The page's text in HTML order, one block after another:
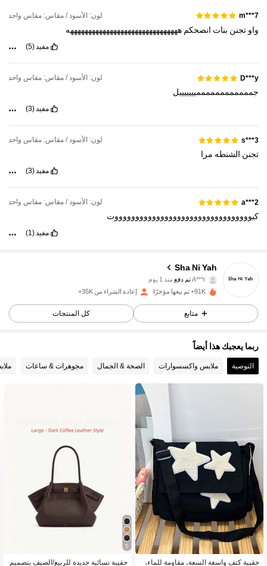
7***m لون: الأسود / مقاس: مقاس واحد
واوتجنن بنات انصحكمهههههههههههههههههههههههههههههههه
مفيد(5)
D***y لون: الأسود / مقاس: مقاس واحد
جمممممممممممميييييييل
مفيد(3)
s***3 لون: الأسود / مقاس: مقاس واحد
تجنن الشنطه مرا
مفيد(3)
a***2 لون: الأسود / مقاس: مقاس واحد
كيوووووووووووووووووووووووووووووووووت
مفيد(1)
Sha Ni Yah
4.90
15K متابعون
A***rتم دفع منذ 1 يوم
4.90 15K متابعون
4.90
4.90 15K متابعون
4.90 15K متابعون
91K+ تم بيعها مؤخرًا إعادة الشراء من 35K+
متابع كل المنتجات
ربما يعجبك هذا أيضاً
التوصية ملابس واكسسوارات الصحة & الجمال مجوهرات & ساعات
حقيبة كتف واسعة السعة، مقاومة للماء،
5
حقيبة نسائية جديدة للربيع/الصيف بتصميم